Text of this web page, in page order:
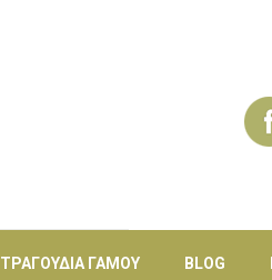
ΤΡΑΓΟΎΔΙΑ ΓΆΜΟΥ BLOG